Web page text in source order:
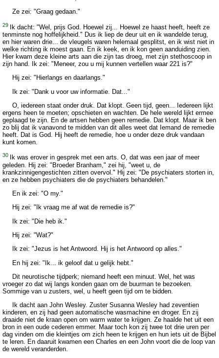
Ze zei: "Graag gedaan."
29
Ik dacht: "Wel, prijs God. Hoewel zij... Hoewel ze haast heeft, heeft ze
tenminste nog hoffelijkheid." Dus ik liep de deur uit en ik wandelde terug,
en hier waren drie... de vleugels waren helemaal gesplitst, en ik wist niet in
welke richting ik moest gaan. En ik keek, en ik kon geen aanduiding zien.
Hier kwam deze kleine arts aan die zijn tas droeg, met zijn stethoscoop in
zijn hand. Ik zei: "Meneer, zou u mij kunnen vertellen waar 221 is?"
Hij zei: "Hierlangs en daarlangs."
Ik zei: "Dank u voor uw informatie. Dat..."
O, iedereen staat onder druk. Dat klopt. Geen tijd, geen... Iedereen lijkt
ergens heen te moeten; opschieten en wachten. De hele wereld lijkt ermee
geplaagd te zijn. En de artsen hebben geen remedie. Dat klopt. Maar ik ben
zo blij dat ik vanavond te midden van dit alles weet dat Iemand de remedie
heeft. Dat is God. Hij heeft de remedie, hoe u onder deze druk vandaan
kunt komen.
30
Ik was erover in gesprek met een arts. O, dat was een jaar of meer
geleden. Hij zei: "Broeder Branham," zei hij, "weet u, de
krankzinnigengestichten zitten overvol." Hij zei: "De psychiaters storten in,
en ze hebben psychiaters die de psychiaters behandelen."
En ik zei: "O my."
Hij zei: "Ik vraag me af wat de remedie is?"
Ik zei: "Die heb ik."
Hij zei: "Wat?"
Ik zei: "Jezus is het Antwoord. Hij is het Antwoord op alles."
En hij zei: "Ik... ik geloof dat u gelijk hebt."
Dit neurotische tijdperk; niemand heeft een minuut. Wel, het was
vroeger zo dat wij langs konden gaan om de buurman te bezoeken.
Sommige van u zusters, wel, u heeft geen tijd om te bidden.
Ik dacht aan John Wesley. Zuster Susanna Wesley had zeventien
kinderen, en zij had geen automatische wasmachine en droger. En zij
draaide niet de kraan open om warm water te krijgen. Ze haalde het uit een
bron in een oude cederen emmer. Maar toch kon zij twee tot drie uren per
dag vinden om die kleintjes om zich heen te krijgen en hun iets uit de Bijbel
te leren. En daaruit kwamen een Charles en een John voort die de loop van
de wereld veranderden.